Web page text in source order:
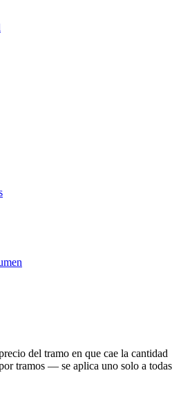
del tramo en que cae la cantidad
tramos — se aplica uno solo a todas